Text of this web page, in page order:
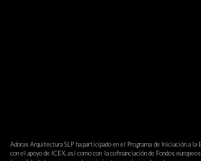
Adoras Arquitectura SLP ha participado en el Programa de Iniciación a
con el apoyo de ICEX, así como con la cofinanciación de Fondos